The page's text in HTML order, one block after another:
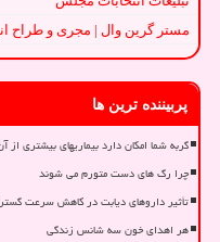
مستر گرین وال | مجری و طراح
پربیننده ترین ها
گربه شما امکان دارد بیماریهای بیشتری
چرا رگ های دست متورم می شوند
تأثیر داروهای دیابت در کاهش سرعت
هر اهدای خون سه شانس زندگی